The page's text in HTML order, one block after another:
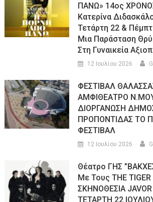
ΠΑΝΩ» 14ος
Κατερίνα
Τετάρτη 22 &
Μια Παράσταση
Στη Γυναικεία
12 Ιουλίου 2026
ΦΕΣΤΙΒΑΛ
ΑΜΦΙΘΕΑΤΡΟ
ΔΙΟΡΓΑΝΩΣΗ
ΠΡΟΠΟΝΤΙΔΑΣ ΤΟ
ΦΕΣΤΙΒΑΛ
12 Ιουλίου 2026
Θέατρο ΓΗΣ
Με Τους THE TIGER
ΣΚΗΝΟΘΕΣΙΑ JAVOR
ΤΕΤΑΡΤΗ 22